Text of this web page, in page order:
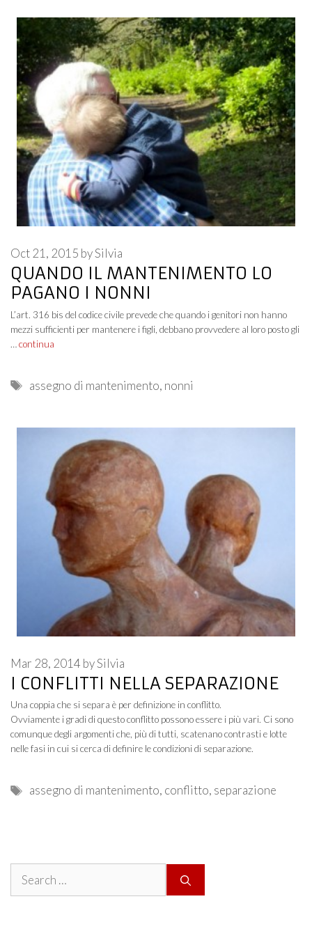
QUANDO IL MANTENIMENTO LO
PAGANO I NONNI
Oct 21, 2015 bySilvia
L’art. 316 bis del codice civile prevede che quando i genitori non hanno
mezzi sufficienti per mantenere i figli, debbano provvedere al loro posto gli
… continua
Tags
assegno di mantenimento, nonni
I CONFLITTI NELLA SEPARAZIONE
Mar 28, 2014 bySilvia
Una coppia che si separa è per definizione in conflitto.
Ovviamente i gradi di questo conflitto possono essere i più vari. Ci sono
comunque degli argomenti che, più di tutti, scatenano contrasti e lotte
nelle fasi in cui si cerca di definire le condizioni di separazione.
Tags
assegno di mantenimento, conflitto, separazione
Search